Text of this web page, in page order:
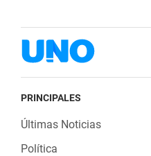
PRINCIPALES
Últimas Noticias
Política